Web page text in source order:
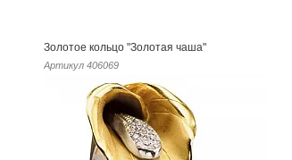
Золотое кольцо "Золотая чаша"
Артикул 406069